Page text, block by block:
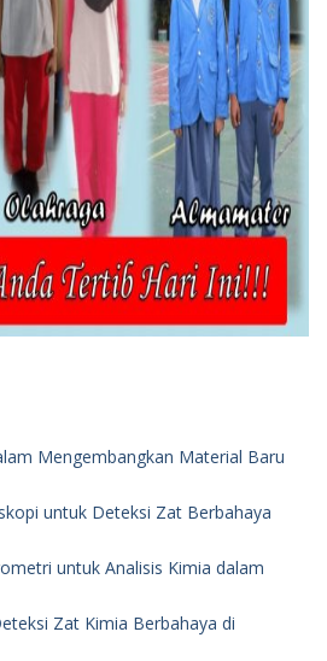
Mengembangkan Material Baru
untuk Deteksi Zat Berbahaya
untuk Analisis Kimia dalam
Zat Kimia Berbahaya di